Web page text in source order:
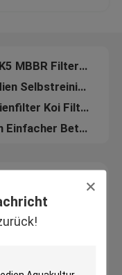
PE Stoßdicht Aquarien MBBR Filter Medien weiße Farbe fda Träger 11*7MM MBBR Biofilm Träger
Koi Teich Biozell Filter Medien Kunststoff Bio Medien 6 Löcher mit weißer Farbe und jungfräulichen HDPE